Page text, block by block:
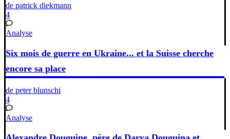
de patrick diekmann
4
Analyse
Six mois de guerre en Ukraine... et la Suisse cherche
encore sa place
de peter blunschi
4
Analyse